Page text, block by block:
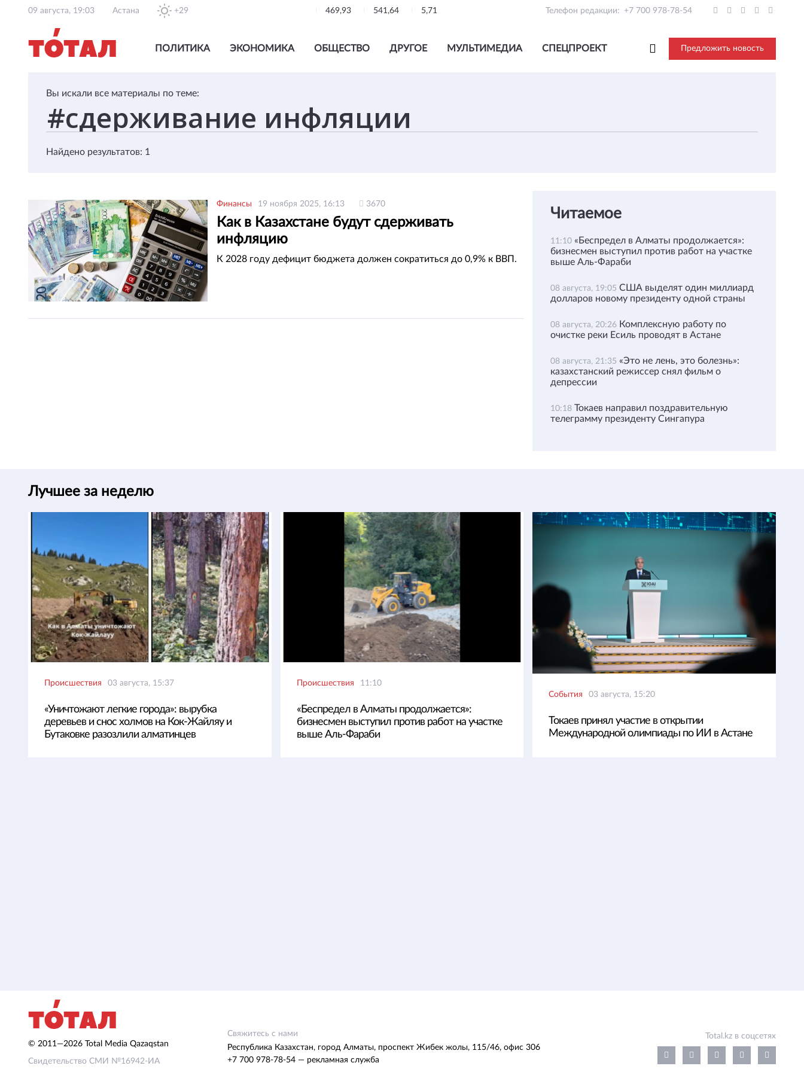
09 августа, 19:03 Астана +29 469,93 541,64 5,71 Телефон редакции: +7 700 978-78-54
ПОЛИТИКА ЭКОНОМИКА ОБЩЕСТВО ДРУГОЕ МУЛЬТИМЕДИА СПЕЦПРОЕКТ Предложить новость
Вы искали все материалы по теме:
Найдено результатов: 1
Финансы 19 ноября 2025, 16:13 3670
Как в Казахстане будут сдерживать
инфляцию
К 2028 году дефицит бюджета должен сократиться до 0,9% к ВВП.
Читаемое
11:10 «Беспредел в Алматы продолжается»:
бизнесмен выступил против работ на участке
выше Аль-Фараби
08 августа, 19:05 США выделят один миллиард
долларов новому президенту одной страны
08 августа, 20:26 Комплексную работу по
очистке реки Есиль проводят в Астане
08 августа, 21:35 «Это не лень, это болезнь»:
казахстанский режиссер снял фильм о
депрессии
10:18 Токаев направил поздравительную
телеграмму президенту Сингапура
Лучшее за неделю
Происшествия 03 августа, 15:37
«Уничтожают легкие города»: вырубка
деревьев и снос холмов на Кок-Жайляу и
Бутаковке разозлили алматинцев
Происшествия 11:10
«Беспредел в Алматы продолжается»:
бизнесмен выступил против работ на участке
выше Аль-Фараби
События 03 августа, 15:20
Токаев принял участие в открытии
Международной олимпиады по ИИ в Астане
© 2011—2026 Total Media Qazaqstan
Свидетельство СМИ №16942-ИА
Свяжитесь с нами
Республика Казахстан, город Алматы, проспект Жибек жолы, 115/46, офис 306
+7 700 978-78-54 — рекламная служба
Total.kz в соцсетях